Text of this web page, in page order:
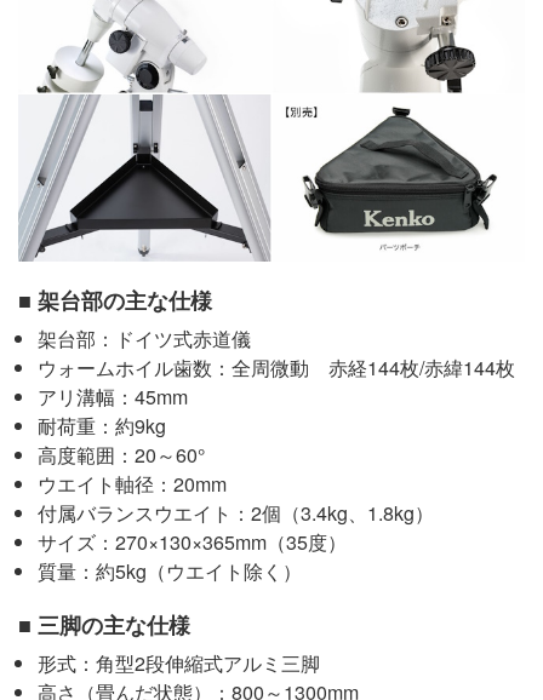
■ 架台部の主な仕様
架台部：ドイツ式赤道儀
ウォームホイル歯数：全周微動 赤経144枚/赤緯144枚
アリ溝幅：45mm
耐荷重：約9kg
高度範囲：20～60°
ウエイト軸径：20mm
付属バランスウエイト：2個（3.4kg、1.8kg）
サイズ：270×130×365mm（35度）
質量：約5kg（ウエイト除く）
■ 三脚の主な仕様
形式：角型2段伸縮式アルミ三脚
高さ（畳んだ状態）：800～1300mm